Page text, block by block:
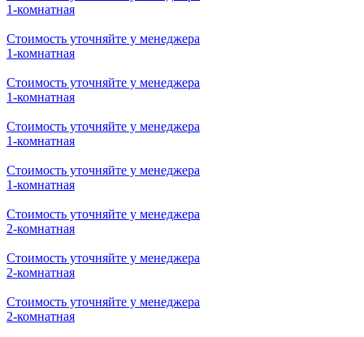
1-комнатная
Стоимость уточняйте у менеджера
1-комнатная
Стоимость уточняйте у менеджера
1-комнатная
Стоимость уточняйте у менеджера
1-комнатная
Стоимость уточняйте у менеджера
1-комнатная
Стоимость уточняйте у менеджера
2-комнатная
Стоимость уточняйте у менеджера
2-комнатная
Стоимость уточняйте у менеджера
2-комнатная